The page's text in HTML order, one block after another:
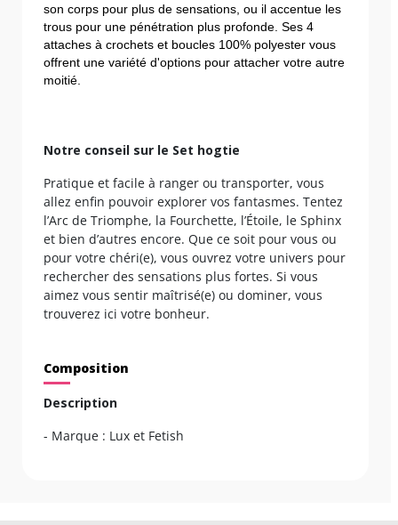
son corps pour plus de sensations, ou il accentue les
trous pour une pénétration plus profonde. Ses 4
attaches à crochets et boucles 100% polyester vous
offrent une variété d'options pour attacher votre autre
moitié.
Notre conseil sur le Set hogtie
Pratique et facile à ranger ou transporter, vous
allez enfin pouvoir explorer vos fantasmes. Tentez
l’Arc de Triomphe, la Fourchette, l’Étoile, le Sphinx
et bien d’autres encore. Que ce soit pour vous ou
pour votre chéri(e), vous ouvrez votre univers pour
rechercher des sensations plus fortes. Si vous
aimez vous sentir maîtrisé(e) ou dominer, vous
trouverez ici votre bonheur.
Composition
Description
- Marque : Lux et Fetish